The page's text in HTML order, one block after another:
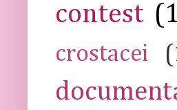
contest
crostacei